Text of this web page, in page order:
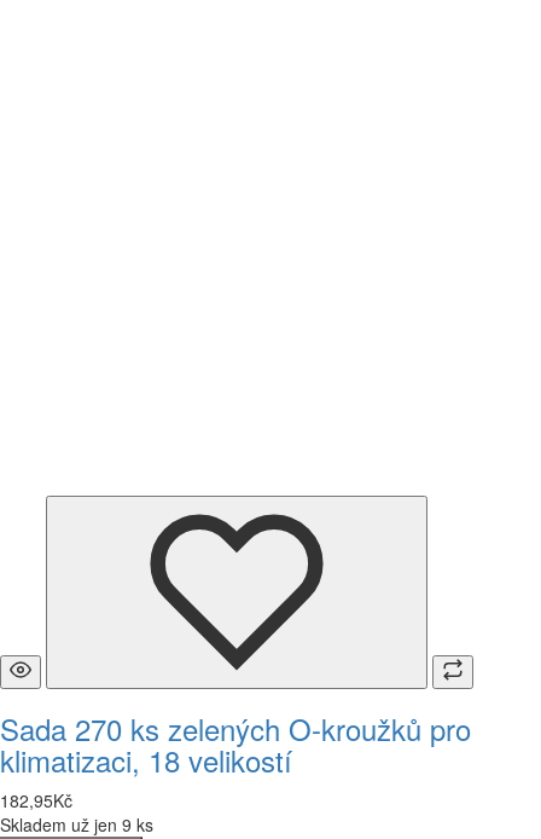
Sada 270 ks zelených O-kroužků pro
klimatizaci, 18 velikostí
182,95Kč
Skladem už jen 9 ks